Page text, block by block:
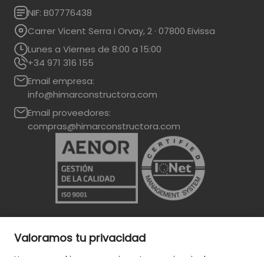
Valoramos tu privacidad
NIF: B07776438
Carrer Vicent Serra i Orvay, 2 · 07800 Eivissa
Lunes a Viernes de 8:00 a 15:00
+34 971 316 155
Email empresa:
info@himarconstructora.com
Email proveedores:
compras@himarconstructora.com